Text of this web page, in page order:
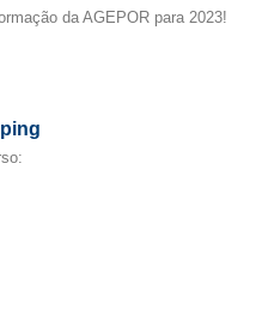
da AGEPOR para 2023!